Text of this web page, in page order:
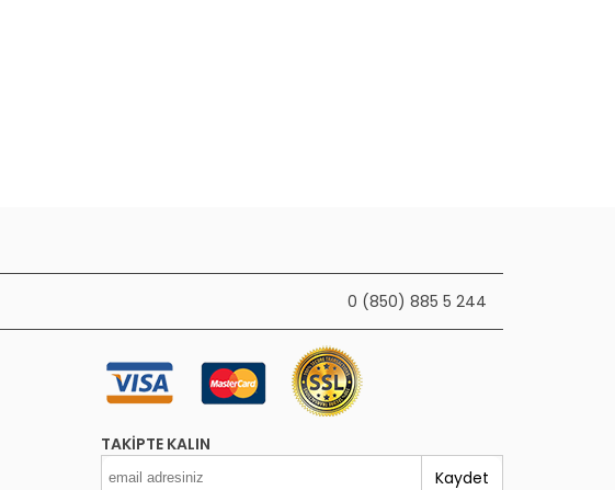
0 (850) 885 5 244
TAKIPTE KALIN
Kaydet